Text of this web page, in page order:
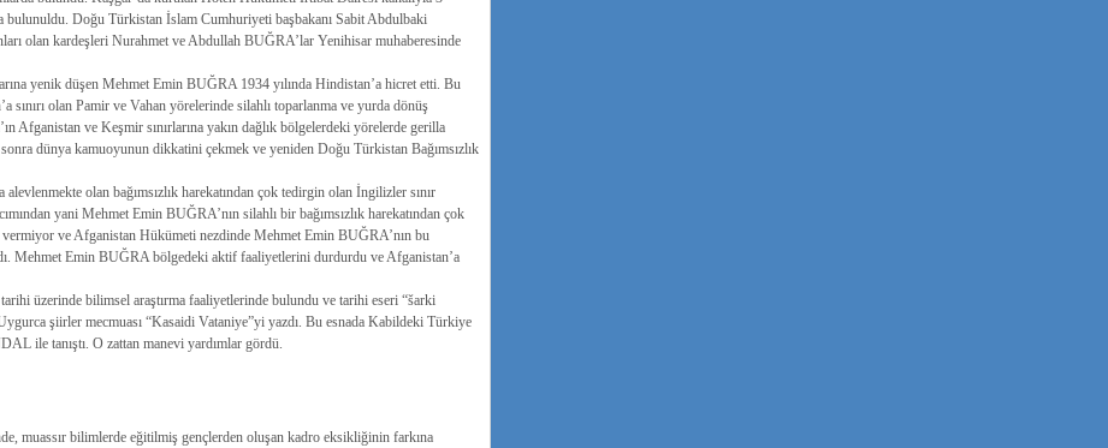
bulunuldu. Doğu Türkistan İslam Cumhuriyeti başbakanı Sabit Abdulbaki
olan kardeşleri Nurahmet ve Abdullah BUĞRA’lar Yenihisar muhaberesinde
yenik düşen Mehmet Emin BUĞRA 1934 yılında Hindistan’a hicret etti. Bu
sınırı olan Pamir ve Vahan yörelerinde silahlı toparlanma ve yurda dönüş
Afganistan ve Keşmir sınırlarına yakın dağlık bölgelerdeki yörelerde gerilla
dünya kamuoyunun dikkatini çekmek ve yeniden Doğu Türkistan Bağımsızlık
olan bağımsızlık harekatından çok tedirgin olan İngilizler sınır
yani Mehmet Emin BUĞRA’nın silahlı bir bağımsızlık harekatından çok
ve Afganistan Hükümeti nezdinde Mehmet Emin BUĞRA’nın bu
Mehmet Emin BUĞRA bölgedeki aktif faaliyetlerini durdurdu ve Afganistan’a
üzerinde bilimsel araştırma faaliyetlerinde bulundu ve tarihi eseri “šarki
şiirler mecmuası “Kasaidi Vataniye”yi yazdı. Bu esnada Kabildeki Türkiye
ile tanıştı. O zattan manevi yardımlar gördü.
muassır bilimlerde eğitilmiş gençlerden oluşan kadro eksikliğinin farkına